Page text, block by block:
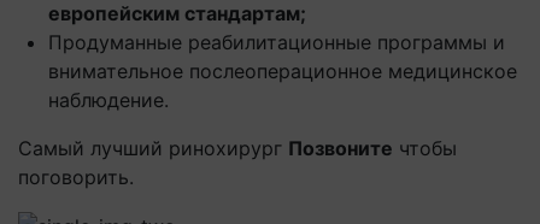
европейским стандартам;
Продуманные реабилитационные программы и
внимательное послеоперационное медицинское
наблюдение.
Самый лучший ринохирург Позвоните чтобы
поговорить.